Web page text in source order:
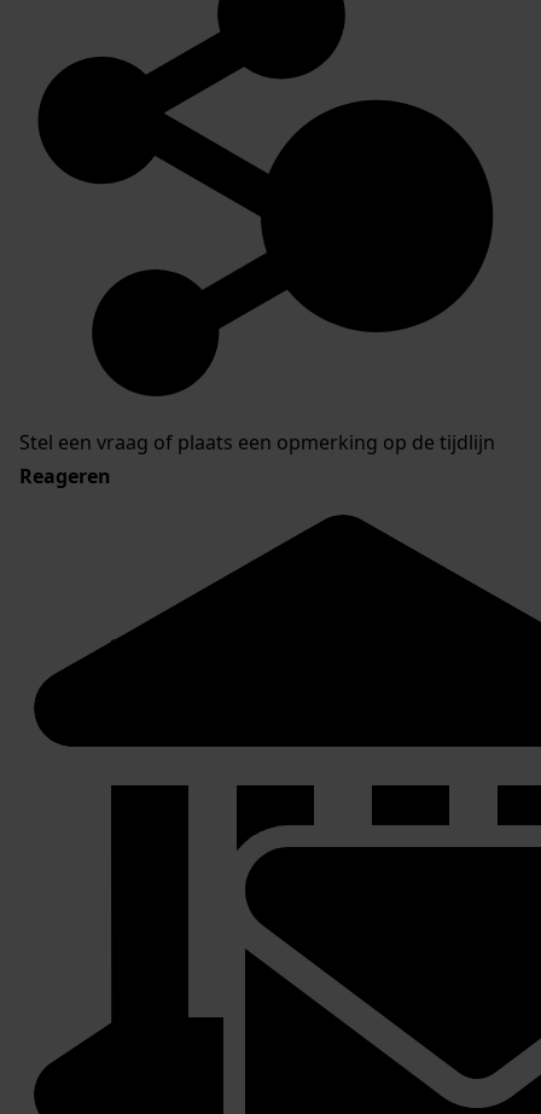
Stel een vraag of plaats een opmerking op de tijdlijn
Reageren